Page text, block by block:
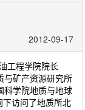
2012-09-17
工程学院院长
与矿产资源研究所
科学院地质与地球
下访问了地质所北